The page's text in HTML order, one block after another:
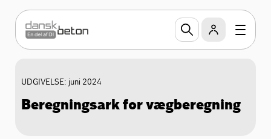
UDGIVELSE: juni 2024
Beregningsark for vægberegning